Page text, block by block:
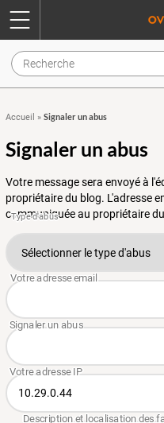
Accueil » Signaler un abus
Signaler un abus
Votre message sera envoyé à
propriétaire du blog. L'adresse
communiquée au propriétaire